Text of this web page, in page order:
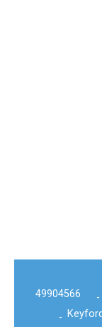
49904566 -
-